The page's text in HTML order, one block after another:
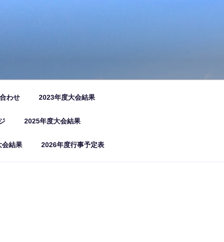
わせ 2023年度大会結果
2025年度大会結果
会結果 2026年度行事予定表